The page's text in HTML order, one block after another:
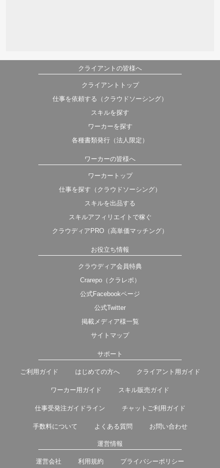
クライアントの皆様へ
クライアントトップ
仕事を依頼する（クラウドソーシング）
スキルを探す
ワーカーを探す
各種書類発行（法人限定）
ワーカーの皆様へ
ワーカートップ
仕事を探す（クラウドソーシング）
スキルを出品する
スキルアフィリエイトで稼ぐ
クラウディアPRO（高単価マッチング）
お役立ち情報
クラウディア会員特典
Crarepo（クラレポ）
公式Facebookページ
公式Twitter
掲載メディア様一覧
サイトマップ
サポート
ご利用ガイド はじめての方へ クライアント用ガイド
ワーカー用ガイド スキル販売ガイド
仕事受発注ガイドライン チャットご利用ガイド
手数料について よくある質問 お問い合わせ
運営情報
運営会社 利用規約 プライバシーポリシー